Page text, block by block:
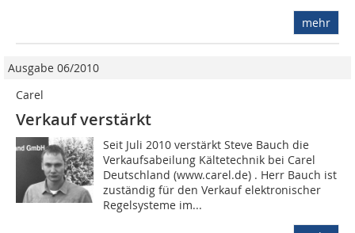
mehr
Ausgabe 06/2010
Carel
Verkauf verstärkt
Seit Juli 2010 verstärkt Steve Bauch die
Verkaufsabeilung Kältetechnik bei Carel
Deutschland (www.carel.de) . Herr Bauch ist
zuständig für den Verkauf elektronischer
Regelsysteme im...